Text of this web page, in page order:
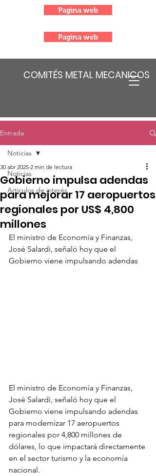
COMITÉS METAL MECANICOS
Pagina web
Pagina web
Entrada
Noticias
Articulos de interés
Noticias
Gobierno impulsa adendas
para mejorar 17 aeropuertos
regionales por US$ 4,800
millones
30 abr 2025 2 min de lectura
El ministro de Economía y Finanzas,
José Salardi, señaló hoy que el
Gobierno viene impulsando adendas
El ministro de Economía y Finanzas,
José Salardi, señaló hoy que el
Gobierno viene impulsando adendas
para modernizar 17 aeropuertos
regionales por 4,800 millones de
dólares, lo que impactará directamente
en el sector turismo y la economía
nacional.